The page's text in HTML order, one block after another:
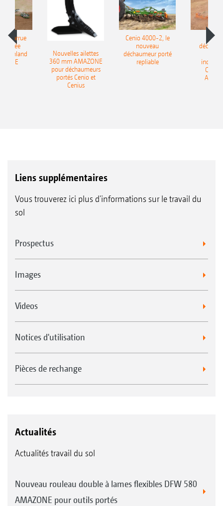
charrue
portée
Onland
Nouvelles ailettes
360 mm AMAZONE
pour déchaumeurs
portés Cenio et
Cenius
Cenio 4000-2, le
nouveau
déchaumeur porté
repliable
Liens supplémentaires
Vous trouverez ici plus d'informations sur le travail du
sol
Prospectus
Images
Videos
Notices d'utilisation
Pièces de rechange
Actualités
Actualités travail du sol
Nouveau rouleau double à lames flexibles DFW 580
AMAZONE pour outils portés